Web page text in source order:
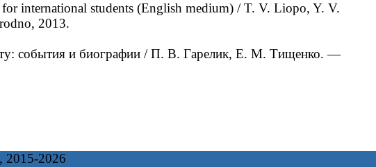
international students (English medium) / T. V. Liopo, Y. V.
2013.
события и биографии / П. В. Гарелик, Е. М. Тищенко. —
2015-2026